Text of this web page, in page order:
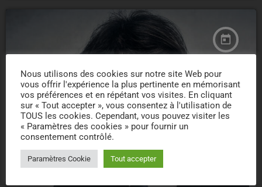
today
Nous utilisons des cookies sur notre site Web pour
vous offrir l'expérience la plus pertinente en mémorisant
vos préférences et en répétant vos visites. En cliquant
sur « Tout accepter », vous consentez à l'utilisation de
TOUS les cookies. Cependant, vous pouvez visiter les
« Paramètres des cookies » pour fournir un
consentement contrôlé.
Paramètres Cookie Tout accepter